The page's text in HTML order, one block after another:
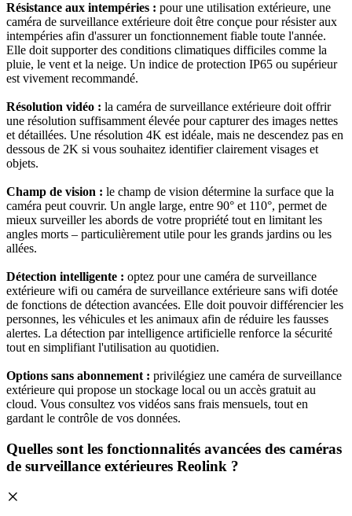
Résistance aux intempéries : pour une utilisation extérieure, une
caméra de surveillance extérieure doit être conçue pour résister aux
intempéries afin d'assurer un fonctionnement fiable toute l'année.
Elle doit supporter des conditions climatiques difficiles comme la
pluie, le vent et la neige. Un indice de protection IP65 ou supérieur
est vivement recommandé.
Résolution vidéo : la caméra de surveillance extérieure doit offrir
une résolution suffisamment élevée pour capturer des images nettes
et détaillées. Une résolution 4K est idéale, mais ne descendez pas en
dessous de 2K si vous souhaitez identifier clairement visages et
objets.
Champ de vision : le champ de vision détermine la surface que la
caméra peut couvrir. Un angle large, entre 90° et 110°, permet de
mieux surveiller les abords de votre propriété tout en limitant les
angles morts – particulièrement utile pour les grands jardins ou les
allées.
Détection intelligente : optez pour une caméra de surveillance
extérieure wifi ou caméra de surveillance extérieure sans wifi dotée
de fonctions de détection avancées. Elle doit pouvoir différencier les
personnes, les véhicules et les animaux afin de réduire les fausses
alertes. La détection par intelligence artificielle renforce la sécurité
tout en simplifiant l'utilisation au quotidien.
Options sans abonnement : privilégiez une caméra de surveillance
extérieure qui propose un stockage local ou un accès gratuit au
cloud. Vous consultez vos vidéos sans frais mensuels, tout en
gardant le contrôle de vos données.
Quelles sont les fonctionnalités avancées des caméras
de surveillance extérieures Reolink ?